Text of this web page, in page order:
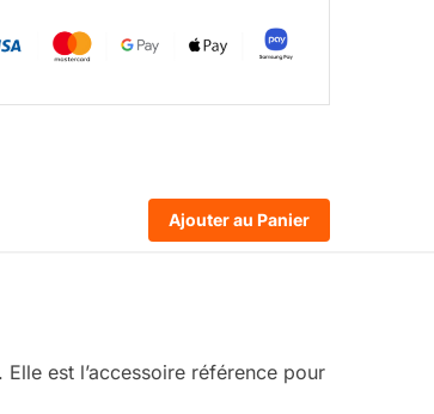
Ajouter au Panier
est l’accessoire référence pour